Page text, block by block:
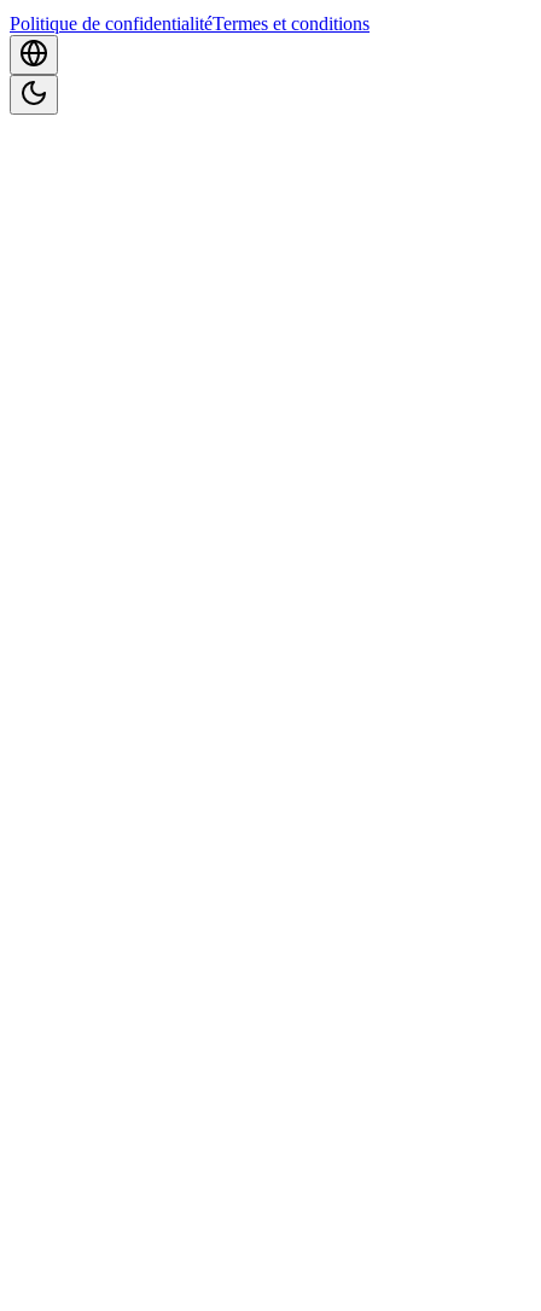
Politique de confidentialitéTermes et conditions